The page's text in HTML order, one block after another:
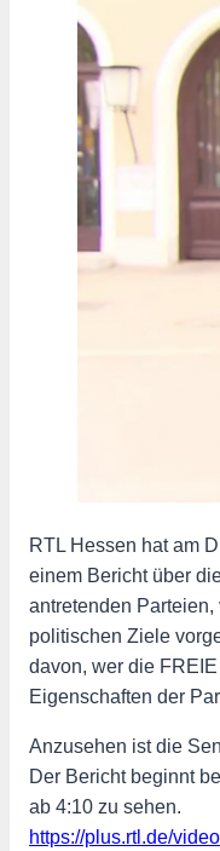
RTL Hessen hat am
einem Bericht über
antretenden
politischen Ziele
davon, wer die
Eigenschaften der
Anzusehen ist die
Der Bericht beginnt
ab 4:10 zu sehen.
https://plus.rtl.de/